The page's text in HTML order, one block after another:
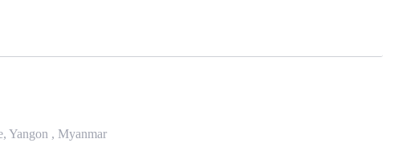
Yangon , Myanmar